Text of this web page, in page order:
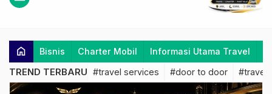
home Bisnis Charter Mobil Informasi Utama Travel
TREND TERBARU #travel services #door to door #travel